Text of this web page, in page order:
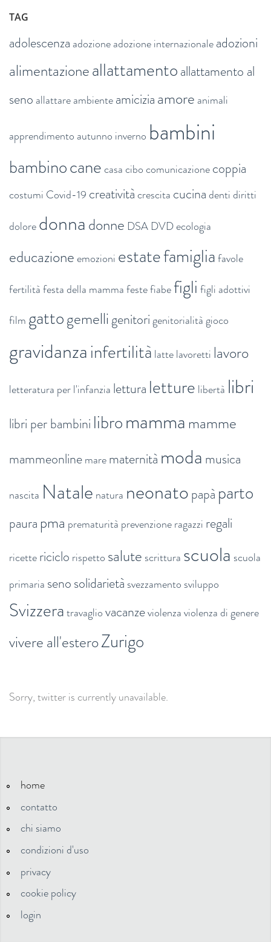
TAG
adolescenza adozioneadozione internazionaleadozioni
alimentazioneallattamentoallattamento al
seno allattareambienteamiciziaamore animali
apprendimento autunno inverno bambini
bambinocanecasacibocomunicazionecoppia
costumi Covid-19 creativitàcrescita cucinadentidiritti
doloredonnadonne DSA DVDecologia
educazioneemozioni estatefamigliafavole
fertilitàfesta della mammafestefiabefigli figli adottivi
film gattogemelligenitorigenitorialitàgioco
gravidanzainfertilità lattelavoretti lavoro
letteratura per l'infanzia lettura letture libertà libri
libri per bambini libromamma mamme
mammeonlinemarematernità moda musica
nascita Natale natura neonatopapà parto
paura pma prematurità prevenzioneragazzi regali
ricettericiclo rispetto salute scrittura scuola scuola
primaria senosolidarietà svezzamento sviluppo
Svizzeratravagliovacanzeviolenzaviolenza di genere
vivere all'esteroZurigo
Sorry, twitter is currently unavailable.
home
contatto
chi siamo
condizioni d'uso
privacy
cookie policy
login